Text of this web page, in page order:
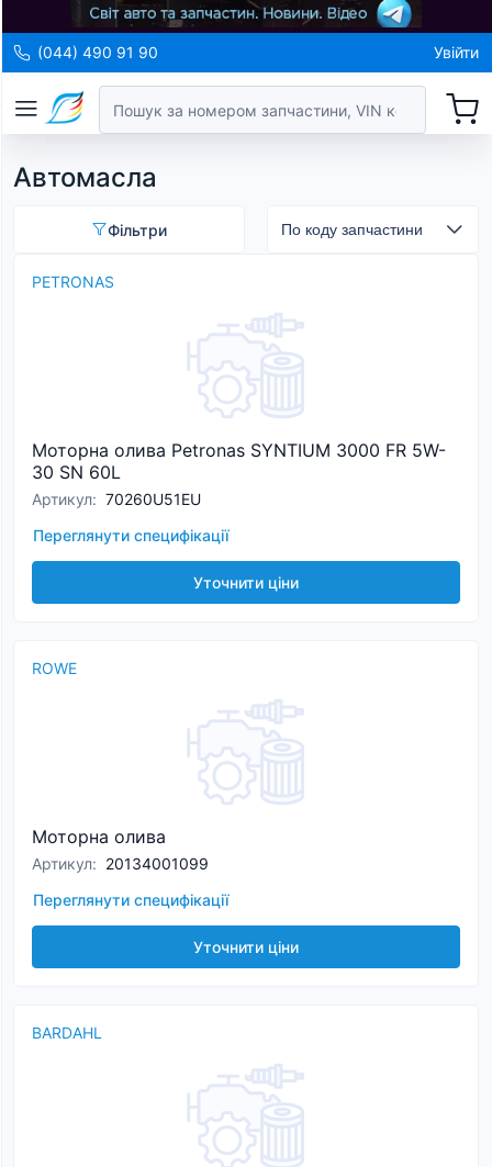
(044) 490 91 90 Увійти
Автомасла
Фільтри
PETRONAS
Моторна олива Petronas SYNTIUM 3000 FR 5W-
30 SN 60L
Артикул: 70260U51EU
Переглянути специфікації
Уточнити ціни
ROWE
Моторна олива
Артикул: 20134001099
Переглянути специфікації
Уточнити ціни
BARDAHL